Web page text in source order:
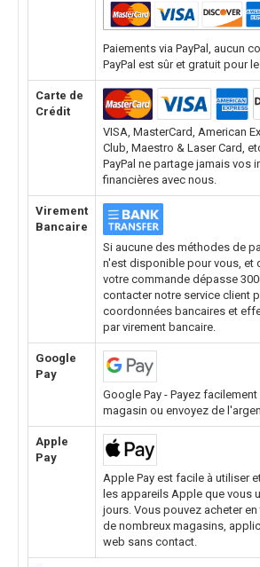
Paiements via PayPal, aucun
PayPal est sûr et gratuit pour
Carte de
Crédit
VISA, MasterCard, American
Club, Maestro & Laser Card,
PayPal ne partage jamais vos
financières avec nous.
Virement
Bancaire
Si aucune des méthodes de
n'est disponible pour vous, et
votre commande dépasse
contacter notre service client
coordonnées bancaires et
par virement bancaire.
Google
Pay
Google Pay - Payez facilement
magasin ou envoyez de
Apple
Pay
Apple Pay est facile à utiliser
les appareils Apple que vous
jours. Vous pouvez acheter
de nombreux magasins,
web sans contact.